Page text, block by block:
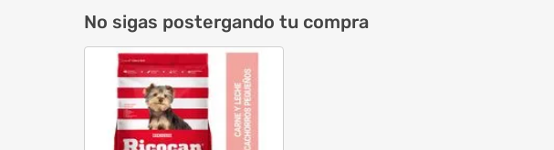
Sabor
Tamaño De La Raza
Advertencias De Almacenamiento
No sigas postergando tu compra